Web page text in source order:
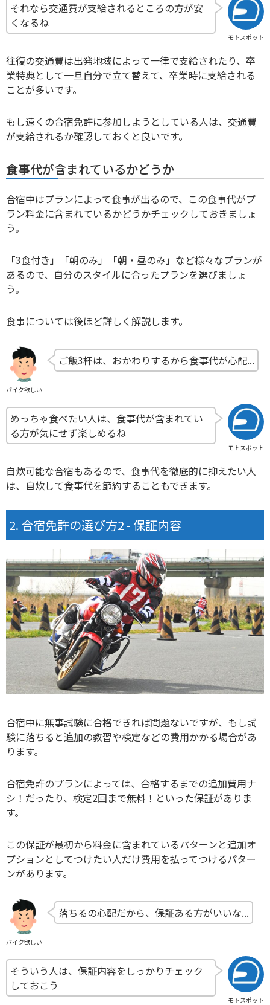
モトスポット
それなら交通費が支給されるところの方が安
くなるね
往復の交通費は出発地域によって一律で支給されたり、卒
業特典として一旦自分で立て替えて、卒業時に支給される
ことが多いです。
もし遠くの合宿免許に参加しようとしている人は、交通費
が支給されるか確認しておくと良いです。
食事代が含まれているかどうか
合宿中はプランによって食事が出るので、この食事代がプ
ラン料金に含まれているかどうかチェックしておきましょ
う。
「3食付き」「朝のみ」「朝・昼のみ」など様々なプランが
あるので、自分のスタイルに合ったプランを選びましょ
う。
食事については後ほど詳しく解説します。
バイク欲しい
ご飯3杯は、おかわりするから食事代が心配...
モトスポット
めっちゃ食べたい人は、食事代が含まれてい
る方が気にせず楽しめるね
自炊可能な合宿もあるので、食事代を徹底的に抑えたい人
は、自炊して食事代を節約することもできます。
合宿免許の選び方2 - 保証内容
合宿中に無事試験に合格できれば問題ないですが、もし試
験に落ちると追加の教習や検定などの費用かかる場合があ
ります。
合宿免許のプランによっては、合格するまでの追加費用ナ
シ！だったり、検定2回まで無料！といった保証がありま
す。
この保証が最初から料金に含まれているパターンと追加オ
プションとしてつけたい人だけ費用を払ってつけるパター
ンがあります。
バイク欲しい
落ちるの心配だから、保証ある方がいいな...
モトスポット
そういう人は、保証内容をしっかりチェック
しておこう